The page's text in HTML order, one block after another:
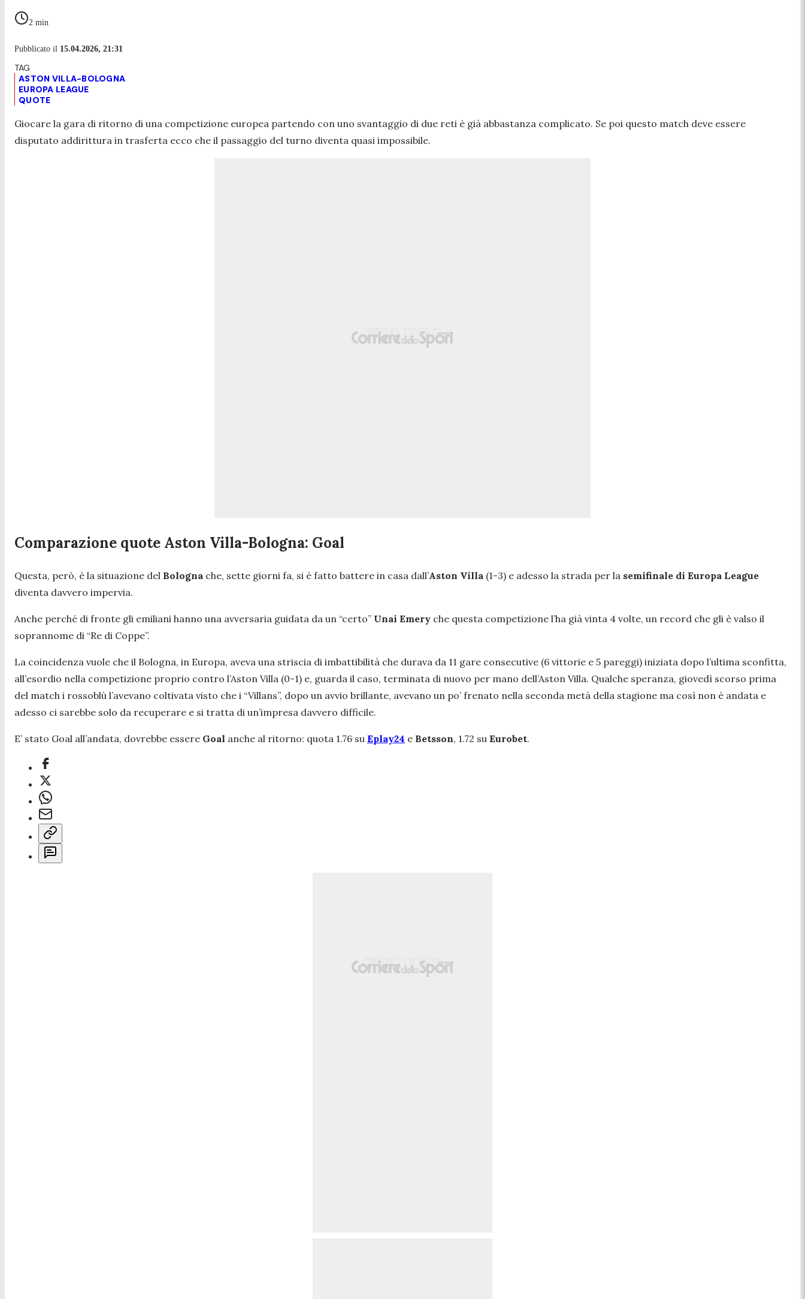
2 min
Pubblicato il 15.04.2026, 21:31
ASTON VILLA-BOLOGNA
EUROPA LEAGUE
QUOTE
Giocare la gara di ritorno di una competizione europea partendo con uno svantaggio di due reti è già abbastanza complicato. Se poi questo match deve essere
disputato addirittura in trasferta ecco che il passaggio del turno diventa quasi impossibile.
Comparazione quote Aston Villa-Bologna: Goal
Questa, però, è la situazione del Bologna che, sette giorni fa, si è fatto battere in casa dall’Aston Villa (1-3) e adesso la strada per la semifinale di Europa League
diventa davvero impervia.
Anche perché di fronte gli emiliani hanno una avversaria guidata da un “certo” Unai Emery che questa competizione l’ha già vinta 4 volte, un record che gli è valso il
soprannome di “Re di Coppe”.
La coincidenza vuole che il Bologna, in Europa, aveva una striscia di imbattibilità che durava da 11 gare consecutive (6 vittorie e 5 pareggi) iniziata dopo l’ultima sconfitta,
all’esordio nella competizione proprio contro l’Aston Villa (0-1) e, guarda il caso, terminata di nuovo per mano dell’Aston Villa. Qualche speranza, giovedì scorso prima
del match i rossoblù l’avevano coltivata visto che i “Villans”, dopo un avvio brillante, avevano un po’ frenato nella seconda metà della stagione ma così non è andata e
adesso ci sarebbe solo da recuperare e si tratta di un’impresa davvero difficile.
E’ stato Goal all’andata, dovrebbe essere Goal anche al ritorno: quota 1.76 su Eplay24 e Betsson, 1.72 su Eurobet.